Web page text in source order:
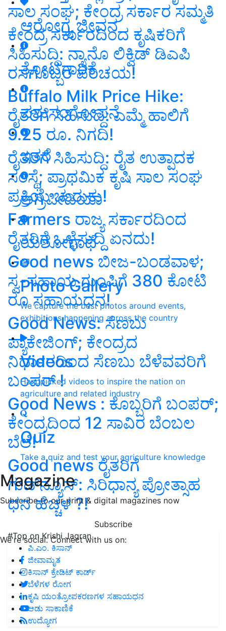
ಆರೋಗ್ಯ ಜೀವನ
ತೋಟಗಾರಿಕೆ
ಪಶುಸಂಗೋಪನೆ
ಇತರೆ
ಅಗ್ರಿಪೀಡಿಯಾ
ಯಶೋಗಾಥೆ
Photo Gallery
We capture the best photos around events,
exhibitions happening across the country
Videos
Handpicked videos to inspire the nation on
agriculture and related industry
Quiz
Take a quiz and test your agriculture knowledge
Magazine
Subscribe to our print & digital magazines now
Subscribe
We're social. Connect with us on:
ಸಾಲ ಸಂಘ; ಕೇಂದ್ರ ಸರ್ಕಾರ ಸಮ್ಮತಿ
ಕೇಂದ್ರ ಸರ್ಕಾರದಿಂದ ಕೃಷಿಕರಿಗೆ
ಸಿಹಿಸುದ್ದಿ: ನ್ಯಾನೊ ಲಿಕ್ವಿಡ್‌ ಡಿಎಪಿ
ರಸಗೊಬ್ಬರ ಪರಿಚಯ!
Buffalo Milk Price Hike:
ರೈತರಿಗೆ ಸಿಹಿಸುದ್ದಿ: ಎಮ್ಮೆ ಹಾಲಿಗೆ
9.25 ರೂ. ನಿಗದಿ!
ರೈತರಿಗೆ ಸಿಹಿಸುದ್ದಿ: ರೈತ ಉತ್ಪಾದಕ
ಸಂಸ್ಥೆ; ಪ್ರಾಥಮಿಕ ಕೃಷಿ ಸಾಲ ಸಂಘ
ಪ್ರಕ್ರಿಯೆ ಚುರುಕು!
Farmers ರಾಜ್ಯ ಸರ್ಕಾರದಿಂದ
ರೈತರಿಗೆ ಒಳ್ಳೆಸುದ್ದಿ ಏನದು!
Good news ಬೀಜ-ಬಂಡವಾಳ;
ಸ್ವ-ಸಹಾಯ ಗುಂಪಿಗೆ 380 ಕೋಟಿ
ರೂ ಸಹಾಯಧನ!
Good News: ಸೆಣಬು
ಪ್ಯಾಕೇಜಿಂಗ್‌; ಕೇಂದ್ರದ
ನಿರ್ಧಾರದಿಂದ ಸೆಣಬು ಬೆಳೆವವರಿಗೆ
ಬಂಪರ್‌ !
Good News : ಕೊಬ್ಬರಿಗೆ ಬಂಪರ್‌;
ಕೇಂದ್ರದಿಂದ 12 ಸಾವಿರ ಬೆಂಬಲ
ಬೆಲೆ!
Good news ರೈತರಿಗೆ
ಗುಡ್‌ನ್ಯೂಸ್‌: ಸಿರಿಧಾನ್ಯ ಪ್ರೋತ್ಸಾಹ
ಧನ ಹೆಚ್ಚಳ ?!
#Top on Krishi Jagran
ಪಿ.ಎಂ. ಕಿಸಾನ್
ಜೀವಾಮೃತ
ಕಿಸಾನ್ ಕ್ರೇಡಿಟ್ ಕಾರ್ಡ್
ಬೆಳೆಗಳ ರೋಗ
ಕೃಷಿ ಯಂತ್ರೋಪಕರಣಗಳ ಸಹಾಯಧನ
ಆಡು ಸಾಕಾಣಿಕೆ
ಉದ್ಯೋಗ